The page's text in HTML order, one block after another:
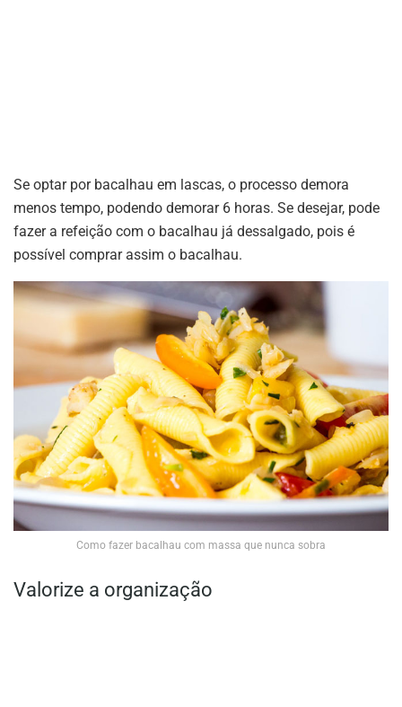
Se optar por bacalhau em lascas, o processo demora
menos tempo, podendo demorar 6 horas. Se desejar, pode
fazer a refeição com o bacalhau já dessalgado, pois é
possível comprar assim o bacalhau.
Como fazer bacalhau com massa que nunca sobra
Valorize a organização